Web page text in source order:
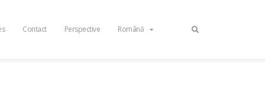
Contact Perspective Română